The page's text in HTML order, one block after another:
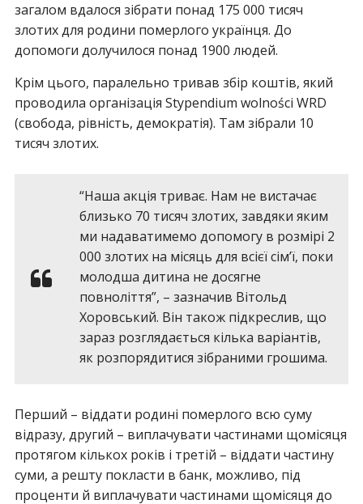
загалом вдалося зібрати понад 175 000 тисяч
злотих для родини померлого українця. До
допомоги долучилося понад 1900 людей.
Крім цього, паралельно тривав збір коштів, який
проводила організація Stypendium wolności WRD
(свобода, рівність, демократія). Там зібрали 10
тисяч злотих.
“Наша акція триває. Нам не вистачає
близько 70 тисяч злотих, завдяки яким
ми надаватимемо допомогу в розмірі 2
000 злотих на місяць для всієї сім’ї, поки
молодша дитина не досягне
повноліття”, – зазначив Вітольд
Хоровський. Він також підкреслив, що
зараз розглядається кілька варіантів,
як розпорядитися зібраними грошима.
Перший – віддати родині померлого всю суму
відразу, другий – виплачувати частинами щомісяця
протягом кількох років і третій – віддати частину
суми, а решту покласти в банк, можливо, під
проценти й виплачувати частинами щомісяця до